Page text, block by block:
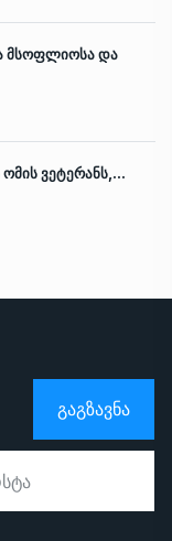
მსოფლიოსა და
ვეტერანს,…
ᲒᲐᲒᲖᲐᲕᲜᲐ